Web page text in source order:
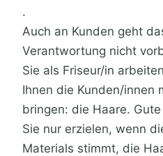
.
Auch an Kunden geht
Verantwortung nicht
Sie als Friseur/in
Ihnen die Kunden/innen
bringen: die Haare.
Sie nur erzielen, wenn
Materials stimmt, die